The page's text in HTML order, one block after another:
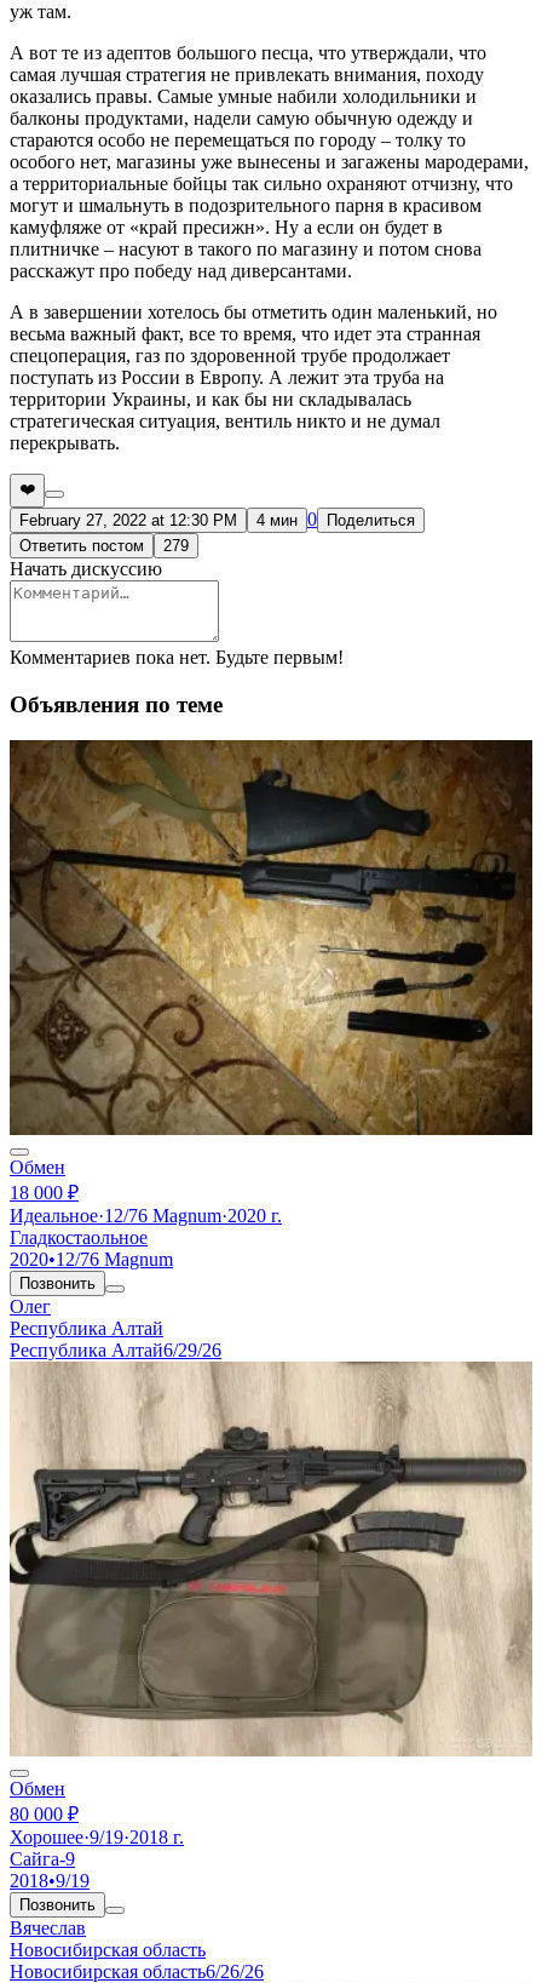
уж там.
А вот те из адептов большого песца, что утверждали, что
самая лучшая стратегия не привлекать внимания, походу
оказались правы. Самые умные набили холодильники и
балконы продуктами, надели самую обычную одежду и
стараются особо не перемещаться по городу – толку то
особого нет, магазины уже вынесены и загажены мародерами,
а территориальные бойцы так сильно охраняют отчизну, что
могут и шмальнуть в подозрительного парня в красивом
камуфляже от «край пресижн». Ну а если он будет в
плитничке – насуют в такого по магазину и потом снова
расскажут про победу над диверсантами.
А в завершении хотелось бы отметить один маленький, но
весьма важный факт, все то время, что идет эта странная
спецоперация, газ по здоровенной трубе продолжает
поступать из России в Европу. А лежит эта труба на
территории Украины, и как бы ни складывалась
стратегическая ситуация, вентиль никто и не думал
перекрывать.
❤️
February 27, 2022 at 12:30 PM
4 мин 0
Поделиться
Ответить постом
279
Начать дискуссию
Комментариев пока нет. Будьте первым!
Объявления по теме
Обмен
18 000 ₽
Идеальное·12/76 Magnum·2020 г.
Гладкостаольное
2020•12/76 Magnum
Позвонить
Олег
Республика Алтай
Республика Алтай6/29/26
Обмен
80 000 ₽
Хорошее·9/19·2018 г.
Сайга-9
2018•9/19
Позвонить
Вячеслав
Новосибирская область
Новосибирская область6/26/26